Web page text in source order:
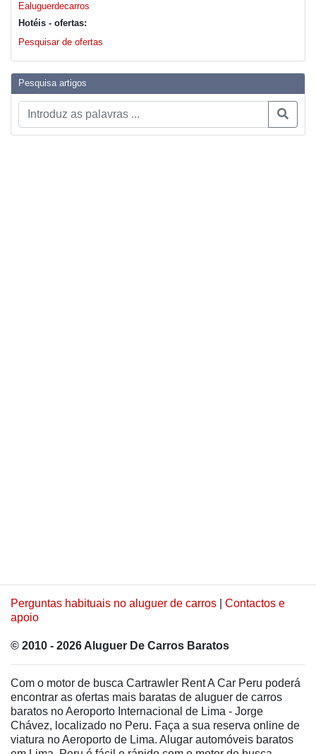
Ealuguerdecarros
Hotéis - ofertas:
Pesquisar de ofertas
Pesquisa artigos
Perguntas habituais no aluguer de carros
Contactos e
apoio
© 2010 - 2026 Aluguer De Carros Baratos
Com o motor de busca Cartrawler Rent A Car Peru poderá
encontrar as ofertas mais baratas de aluguer de carros
baratos no Aeroporto Internacional de Lima - Jorge
Chávez, localizado no Peru. Faça a sua reserva online de
viatura no Aeroporto de Lima. Alugar automóveis baratos